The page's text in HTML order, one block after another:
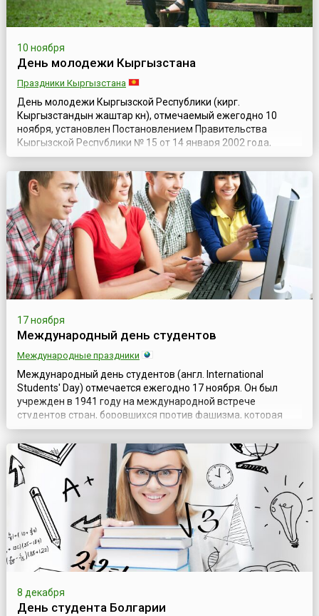
10 ноября
День молодежи Кыргызстана
Праздники Кыргызстана
День молодежи Кыргызской Республики (кирг.
Кыргызстандын жаштар күнү), отмечаемый ежегодно 10
ноября, установлен Постановлением Правительства
Кыргызской Республики № 15 от 14 января 2002 года,
принимая во внимание возрастающую роль молодого
поколения в реализации демократического курса
Кыргызской Республики и в целях дальнейшего развития
молодежной политики, а также по инициативе
общественного об...
17 ноября
Международный день студентов
Международные праздники
Международный день студентов (англ. International
Students' Day) отмечается ежегодно 17 ноября. Он был
учрежден в 1941 году на международной встрече
студентов стран, боровшихся против фашизма, которая
проходила в Лондоне (Великобритания), но отмечаться
начал с 1946 года. Дата установлена в память о чешских
студентах-патриотах.Конечно, этот праздник
ассоциируется с молодостью, романтикой и весе...
8 декабря
День студента Болгарии